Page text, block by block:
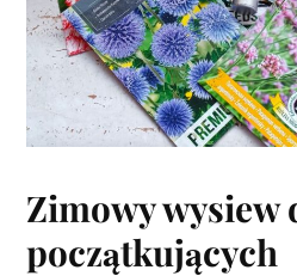
Zimowy wysiew
początkujących